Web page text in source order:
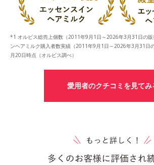
*1 オルビス総売上個数（2011年9月1日～2026年3月31日の
ンヘアミルク購入者数実績（2011年9月1日～2026年3月31
月20日時点（オルビス調べ）
愛用者のクチコミを見てみ